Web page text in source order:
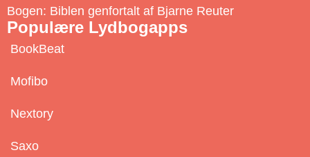
Bogen: Biblen genfortalt af Bjarne Reuter
Populære Lydbogapps
BookBeat
Mofibo
Nextory
Saxo